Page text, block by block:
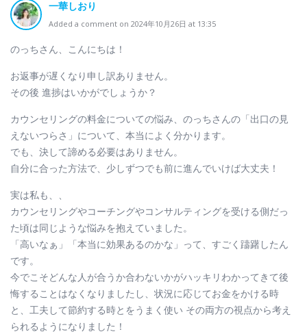
一華しおり
Added a comment on 2024年10月26日 at 13:35
のっちさん、こんにちは！
お返事が遅くなり申し訳ありません。
その後 進捗はいかがでしょうか？
カウンセリングの料金についての悩み、のっちさんの「出口の見
えないつらさ」について、本当によく分かります。
でも、決して諦める必要はありません。
自分に合った方法で、少しずつでも前に進んでいけば大丈夫！
実は私も、、
カウンセリングやコーチングやコンサルティングを受ける側だっ
た頃は同じような悩みを抱えていました。
「高いなぁ」「本当に効果あるのかな」って、すごく躊躇したん
です。
今でこそどんな人が合うか合わないかがハッキリわかってきて後
悔することはなくなりましたし、状況に応じてお金をかける時
と、工夫して節約する時とをうまく使い その両方の視点から考え
られるようになりました！